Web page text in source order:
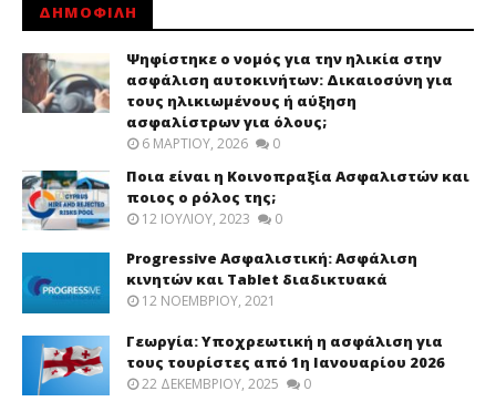
ΔΗΜΟΦΙΛΗ
Ψηφίστηκε ο νομός για την ηλικία στην
ασφάλιση αυτοκινήτων: Δικαιοσύνη για
τους ηλικιωμένους ή αύξηση
ασφαλίστρων για όλους;
6 ΜΑΡΤΊΟΥ, 2026 0
Ποια είναι η Κοινοπραξία Ασφαλιστών και
ποιος ο ρόλος της;
12 ΙΟΥΛΊΟΥ, 2023 0
Progressive Ασφαλιστική: Ασφάλιση
κινητών και Tablet διαδικτυακά
12 ΝΟΕΜΒΡΊΟΥ, 2021
Γεωργία: Υποχρεωτική η ασφάλιση για
τους τουρίστες από 1η Ιανουαρίου 2026
22 ΔΕΚΕΜΒΡΊΟΥ, 2025 0